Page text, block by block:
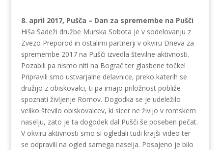
8. april 2017, Pušča – Dan za spremembe na Pušči
Hiša Sadeži družbe Murska Sobota je v sodelovanju z
Zvezo Preporod in ostalimi partnerji v okviru Dneva za
spremembe 2017 na Pušči izvedla številne aktivnosti.
Pozabili pa nismo niti na Bograč ter glasbene točke!
Pripravili smo ustvarjalne delavnice, preko katerih se
družijo z obiskovalci, ti pa imajo priložnost pobliže
spoznati življenje Romov. Dogodka se je udeležilo
veliko število obiskovalcev, ki sicer ne živijo v romskem
naselju, zato je ta dogodek dal Pušči še poseben pečat.
V okviru aktivnosti smo si ogledali tudi krajši video ter
se odpravili na ogled samega naselja. Posajeno je bilo